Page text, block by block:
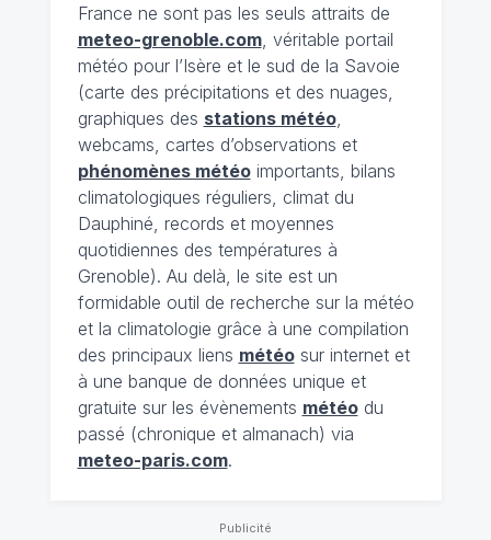
France ne sont pas les seuls attraits de
meteo-grenoble.com, véritable portail
météo pour l’Isère et le sud de la Savoie
(carte des précipitations et des nuages,
graphiques des stations météo,
webcams, cartes d’observations et
phénomènes météoimportants, bilans
climatologiques réguliers, climat du
Dauphiné, records et moyennes
quotidiennes des températures à
Grenoble). Au delà, le site est un
formidable outil de recherche sur la météo
et la climatologie grâce à une compilation
des principaux liens météosur internet et
à une banque de données unique et
gratuite sur les évènements météodu
passé (chronique et almanach) via
meteo-paris.com.